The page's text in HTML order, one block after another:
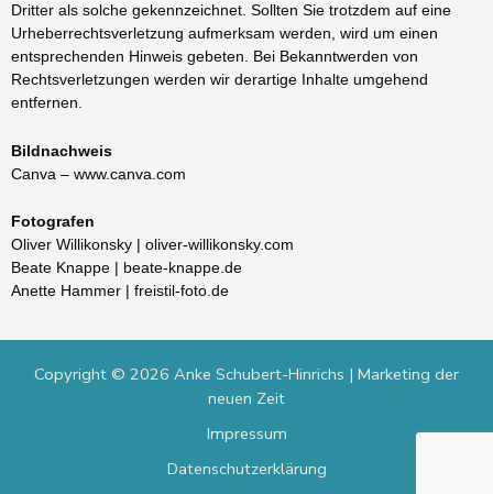
Dritter als solche gekennzeichnet. Sollten Sie trotzdem auf eine
Urheberrechtsverletzung aufmerksam werden, wird um einen
entsprechenden Hinweis gebeten. Bei Bekanntwerden von
Rechtsverletzungen werden wir derartige Inhalte umgehend
entfernen.
Bildnachweis
Canva – www.canva.com
Fotografen
Oliver Willikonsky | oliver-willikonsky.com
Beate Knappe | beate-knappe.de
Anette Hammer | freistil-foto.de
Copyright © 2026 Anke Schubert-Hinrichs | Marketing der
neuen Zeit
Impressum
Datenschutzerklärung